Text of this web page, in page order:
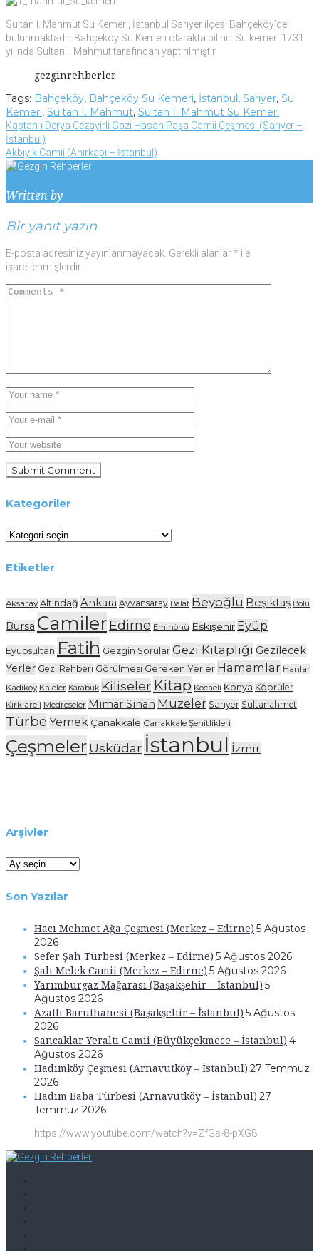
Sultan I. Mahmut Su Kemeri, İstanbul Sarıyer ilçesi Bahçeköy’de
bulunmaktadır. Bahçeköy Su Kemeri olarakta bilinir. Su kemeri 1731
yılında Sultan I. Mahmut tarafından yaptırılmıştır.
gezginrehberler
Tags: Bahçeköy, Bahçeköy Su Kemeri, İstanbul, Sarıyer, Su
Kemeri, Sultan I. Mahmut, Sultan I. Mahmut Su Kemeri
Facebook
Twitter
Google+
LinkedIn
Pinterest
Yazı
gezinmesi
Kaptan-ı Derya Cezayirli Gazi Hasan Paşa Camii Çeşmesi (Sarıyer –
İstanbul)
Akbıyık Camii (Ahırkapı – İstanbul)
Written by
Bir yanıt yazın
E-posta adresiniz yayınlanmayacak. Gerekli alanlar * ile
işaretlenmişlerdir
Kategoriler
Kategoriler
Etiketler
Aksaray Altındağ Ankara Ayvansaray Balat Beyoğlu Beşiktaş Bolu
Bursa CamilerEdirne Eminönü Eskişehir Eyüp
Eyüpsultan Fatih Gezgin Sorular Gezi Kitaplığı Gezilecek
Yerler Gezi Rehberi Görülmesi Gereken Yerler Hamamlar Hanlar
Kadıköy Kaleler Karabük Kiliseler Kitap Kocaeli Konya Köprüler
Kırklareli Medreseler Mimar Sinan Müzeler Sarıyer Sultanahmet
Türbe Yemek Çanakkale Çanakkale Şehitlikleri
ÇeşmelerÜsküdar İstanbul İzmir
Arşivler
Arşivler
Son Yazılar
Hacı Mehmet Ağa Çeşmesi (Merkez – Edirne) 5 Ağustos
2026
Sefer Şah Türbesi (Merkez – Edirne) 5 Ağustos 2026
Şah Melek Camii (Merkez – Edirne) 5 Ağustos 2026
Yarımburgaz Mağarası (Başakşehir – İstanbul) 5
Ağustos 2026
Azatlı Baruthanesi (Başakşehir – İstanbul) 5 Ağustos
2026
Sancaklar Yeraltı Camii (Büyükçekmece – İstanbul) 4
Ağustos 2026
Hadımköy Çeşmesi (Arnavutköy – İstanbul) 27 Temmuz
2026
Hadım Baba Türbesi (Arnavutköy – İstanbul) 27
Temmuz 2026
https://www.youtube.com/watch?v=ZfGs-8-pXG8